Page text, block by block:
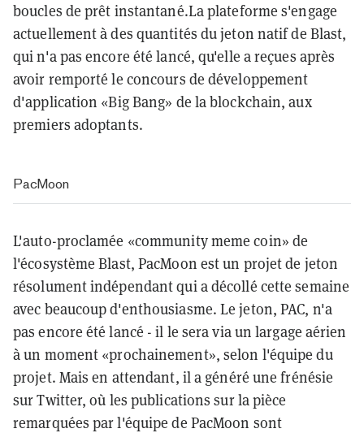
boucles de prêt instantané.La plateforme s'engage
actuellement à des quantités du jeton natif de Blast,
qui n'a pas encore été lancé, qu'elle a reçues après
avoir remporté le concours de développement
d'application «Big Bang» de la blockchain, aux
premiers adoptants.
PacMoon
L'auto-proclamée «community meme coin» de
l'écosystème Blast, PacMoon est un projet de jeton
résolument indépendant qui a décollé cette semaine
avec beaucoup d'enthousiasme. Le jeton, PAC, n'a
pas encore été lancé - il le sera via un largage aérien
à un moment «prochainement», selon l'équipe du
projet. Mais en attendant, il a généré une frénésie
sur Twitter, où les publications sur la pièce
remarquées par l'équipe de PacMoon sont